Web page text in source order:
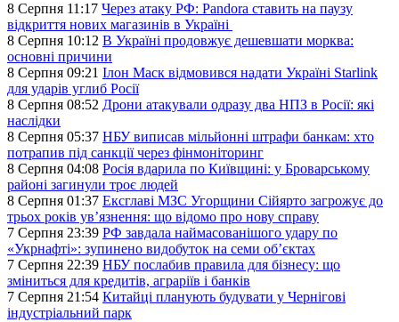
8 Серпня 11:17 Через атаку РФ: Pandora ставить на паузу
відкриття нових магазинів в Україні
8 Серпня 10:12 В Україні продовжує дешевшати морква:
основні причини
8 Серпня 09:21 Ілон Маск відмовився надати Україні Starlink
для ударів углиб Росії
8 Серпня 08:52 Дрони атакували одразу два НПЗ в Росії: які
наслідки
8 Серпня 05:37 НБУ виписав мільйонні штрафи банкам: хто
потрапив під санкції через фінмоніторинг
8 Серпня 04:08 Росія вдарила по Київщині: у Броварському
районі загинули троє людей
8 Серпня 01:37 Ексглаві МЗС Угорщини Сійярто загрожує до
трьох років ув’язнення: що відомо про нову справу
7 Серпня 23:39 РФ завдала наймасованішого удару по
«Укрнафті»: зупинено видобуток на семи об’єктах
7 Серпня 22:39 НБУ послабив правила для бізнесу: що
зміниться для кредитів, аграріїв і банків
7 Серпня 21:54 Китайці планують будувати у Чернігові
індустріальний парк